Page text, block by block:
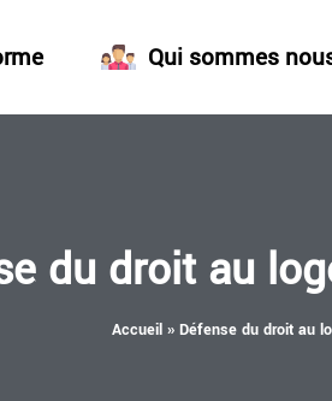
Qui sommes
du droit au
Accueil» Défense du droit au